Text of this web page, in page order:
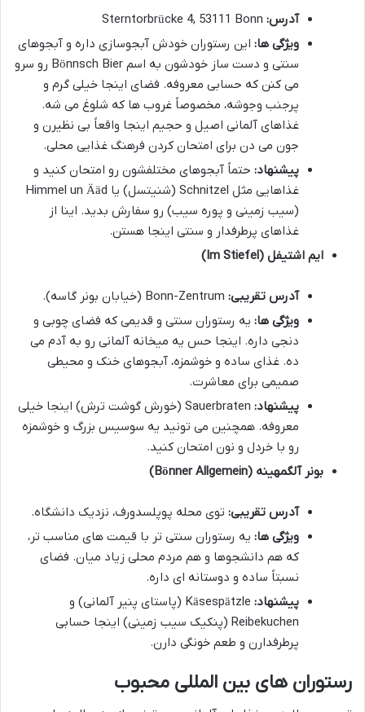
آدرس:
ویژگی ها: این رستوران خودش آبجوسازی داره و آبجوهای
سنتی و دست ساز خودشون به اسم Bönnsch Bier رو سرو
می کنن که حسابی معروفه. فضای اینجا خیلی گرم و
پرجنب وجوشه، مخصوصاً غروب ها که شلوغ می شه.
غذاهای آلمانی اصیل و حجیم اینجا واقعاً بی نظیرن و
جون می دن برای امتحان کردن فرهنگ غذایی محلی.
پیشنهاد: حتماً آبجوهای مختلفشون رو امتحان کنید و
غذاهایی مثل Schnitzel (شنیتسل) یا Himmel un Ääd
(سیب زمینی و پوره سیب) رو سفارش بدید. اینا از
غذاهای پرطرفدار و سنتی اینجا هستن.
ایم اشتیفل (Im Stiefel)
آدرس تقریبی:
ویژگی ها: یه رستوران سنتی و قدیمی که فضای چوبی و
دنجی داره. اینجا حس یه میخانه آلمانی رو به آدم می
ده. غذای ساده و خوشمزه، آبجوهای خنک و محیطی
صمیمی برای معاشرت.
پیشنهاد:
Sauerbraten (خورش گوشت ترش) اینجا خیلی
معروفه. همچنین می تونید یه سوسیس بزرگ و خوشمزه
رو با خردل و نون امتحان کنید.
بونر آلگمهینه (Bönner Allgemein)
آدرس تقریبی: توی محله پوپلسدورف، نزدیک دانشگاه.
ویژگی ها: یه رستوران سنتی تر با قیمت های مناسب تر،
که هم دانشجوها و هم مردم محلی زیاد میان. فضای
نسبتاً ساده و دوستانه ای داره.
پیشنهاد:
Käsespätzle (پاستای پنیر آلمانی) و
Reibekuchen (پنکیک سیب زمینی) اینجا حسابی
پرطرفدارن و طعم خونگی دارن.
رستوران های بین المللی محبوب